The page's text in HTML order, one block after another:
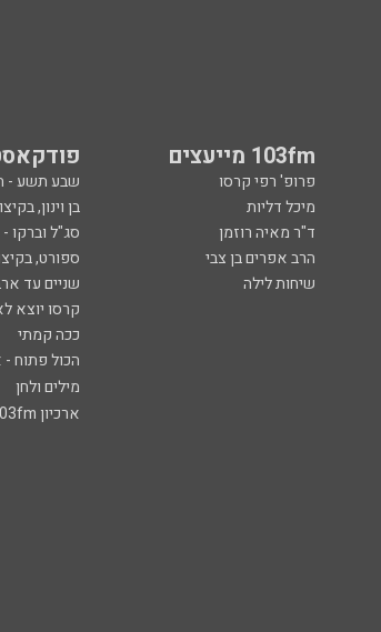
103fm מייעצים
פרופ' רפי קרסו
שבע תשע -
מיכל דליות
בן וינון,
ד"ר מאיה רוזמן
סג"ל וברקו
הרב אפרים בן צבי
ספורט,
שיחות לילה
שניים עד
קרסו יוצא
ככה קמתי
הכול פתוח -
מילים ולחן
ארכיון 103fm